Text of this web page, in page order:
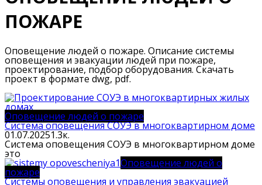
ПОЖАРЕ
Оповещение людей о пожаре. Описание системы
оповещения и эвакуации людей при пожаре,
проектирование, подбор оборудования. Скачать
проект в формате dwg, pdf.
Оповещение людей о пожаре
Система оповещения СОУЭ в многоквартирном доме
01.07.20251.3к.
Система оповещения СОУЭ в многоквартирном доме
это
Оповещение людей о
пожаре
Системы оповещения и управления эвакуацией